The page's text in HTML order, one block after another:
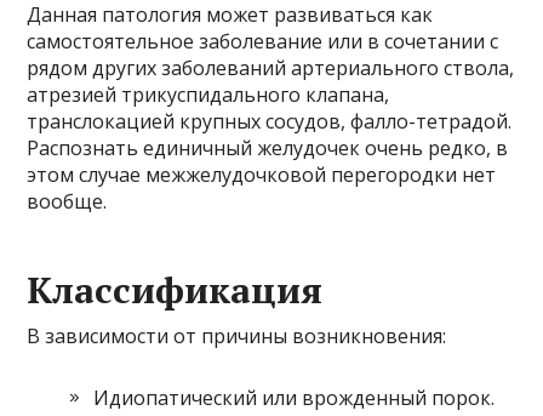
Данная патология может развиваться как
самостоятельное заболевание или в сочетании с
рядом других заболеваний артериального ствола,
атрезией трикуспидального клапана,
транслокацией крупных сосудов, фалло-тетрадой.
Распознать единичный желудочек очень редко, в
этом случае межжелудочковой перегородки нет
вообще.
Классификация
В зависимости от причины возникновения:
Идиопатический или врожденный порок.